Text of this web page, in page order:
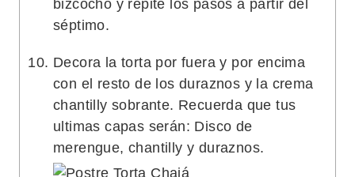
bizcocho y repite los pasos a partir del
séptimo.
Decora la torta por fuera y por encima
con el resto de los duraznos y la crema
chantilly sobrante. Recuerda que tus
ultimas capas serán: Disco de
merengue, chantilly y duraznos.